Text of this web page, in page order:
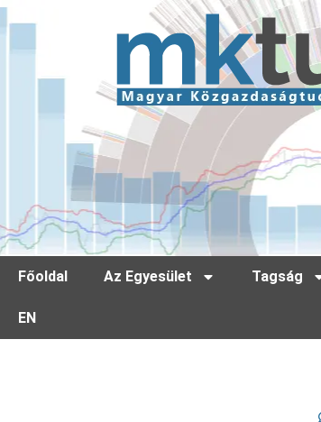
Főoldal Az Egyesület Tagság
EN